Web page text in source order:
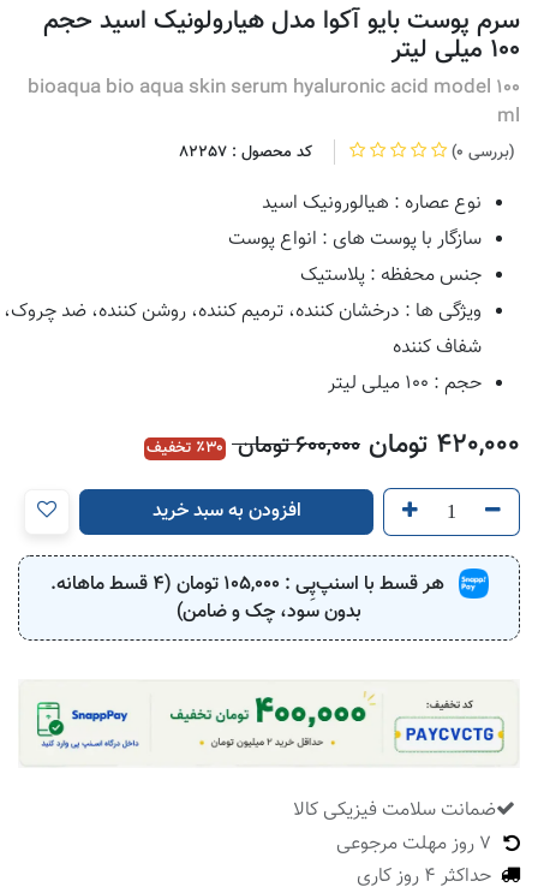
سرم پوست بایو آکوا مدل هیارولونیک اسید حجم
100 میلی لیتر
bioaqua bio aqua skin serum hyaluronic acid model 100
ml
(0 بررسی) کد محصول : 82257
نوع عصاره : هیالورونیک اسید
سازگار با پوست های : انواع پوست
جنس محفظه : پلاستیک
ویژگی ها : درخشان کننده، ترمیم کننده، روشن کننده، ضد چروک،
شفاف کننده
حجم : ۱۰۰ میلی لیتر
420,000 تومان 600,000تومان 30٪ تخفیف
افزودن به سبد خرید
هر قسط با اسنپ‌پِی : 105,000
تومان (4 قسط ماهانه.
بدون سود، چک و ضامن)
ضمانت سلامت فیزیکی کالا
حداکثر 4 روز کاری